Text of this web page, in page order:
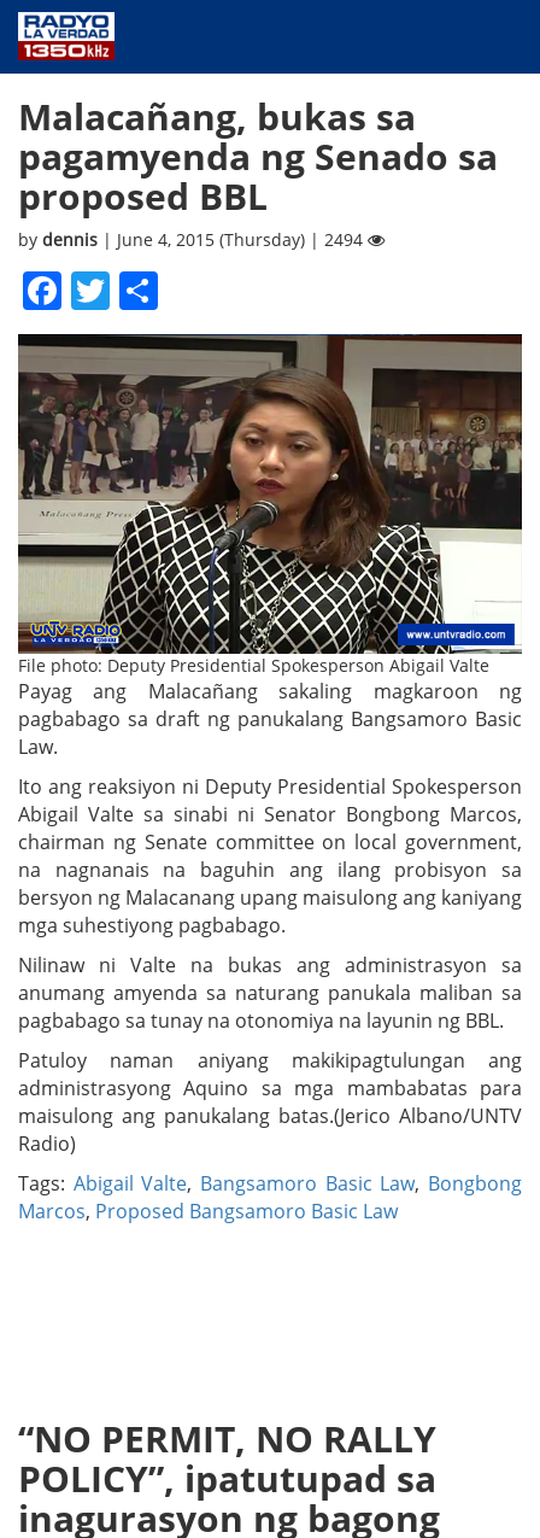
PUBLIC SERVICE
ANNOUNCEMENTS
PROGRAMS
ABOUT
Malacañang, bukas sa
pagamyenda ng Senado sa
proposed BBL
by dennis | June 4, 2015 (Thursday) | 2494
Facebook
Twitter
File photo: Deputy Presidential Spokesperson Abigail Valte
Payag ang Malacañang sakaling magkaroon ng
pagbabago sa draft ng panukalang Bangsamoro Basic
Law.
Ito ang reaksiyon ni Deputy Presidential Spokesperson
Abigail Valte sa sinabi ni Senator Bongbong Marcos,
chairman ng Senate committee on local government,
na nagnanais na baguhin ang ilang probisyon sa
bersyon ng Malacanang upang maisulong ang kaniyang
mga suhestiyong pagbabago.
Nilinaw ni Valte na bukas ang administrasyon sa
anumang amyenda sa naturang panukala maliban sa
pagbabago sa tunay na otonomiya na layunin ng BBL.
Patuloy naman aniyang makikipagtulungan ang
administrasyong Aquino sa mga mambabatas para
maisulong ang panukalang batas.(Jerico Albano/UNTV
Radio)
Tags: Abigail Valte, Bangsamoro Basic Law, Bongbong
Marcos, Proposed Bangsamoro Basic Law
“NO PERMIT, NO RALLY
POLICY”, ipatutupad sa
inagurasyon ng bagong